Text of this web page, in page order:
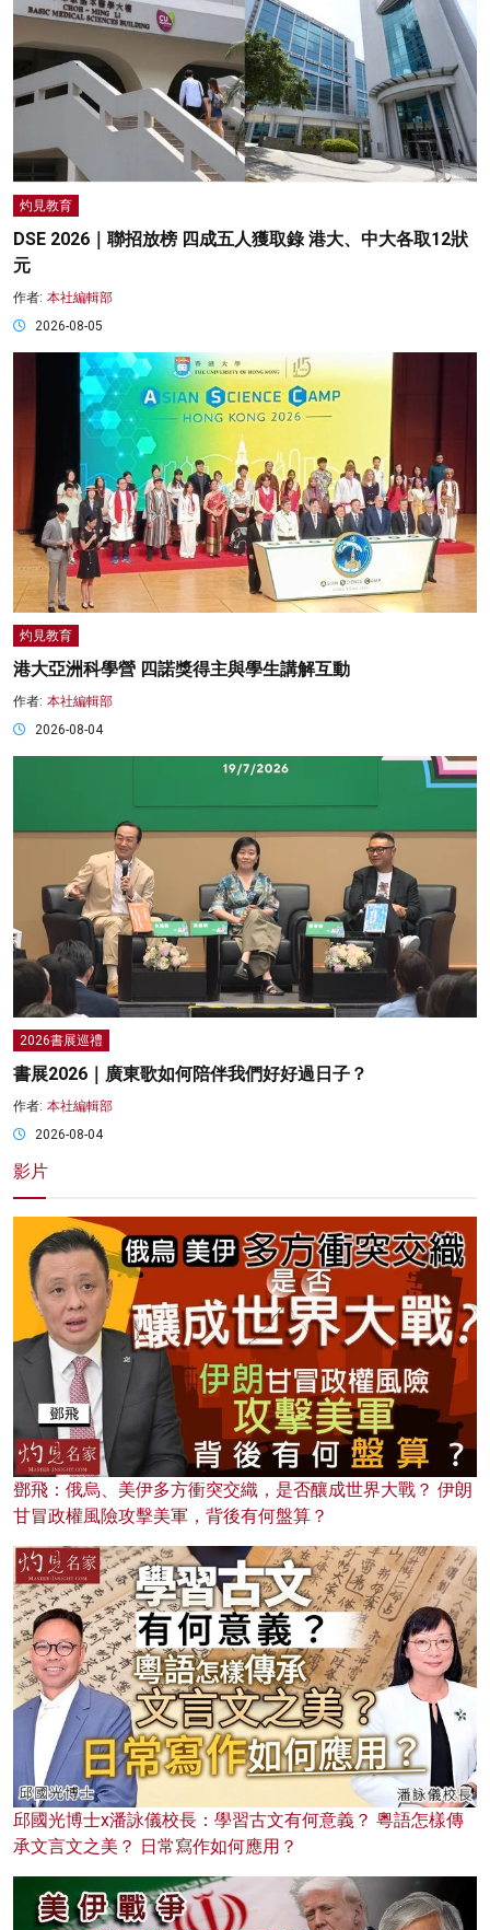
灼見教育
DSE 2026｜聯招放榜 四成五人獲取錄 港大、中大各取12狀
元
作者: 本社編輯部
2026-08-05
灼見教育
港大亞洲科學營 四諾獎得主與學生講解互動
作者: 本社編輯部
2026-08-04
2026書展巡禮
書展2026｜廣東歌如何陪伴我們好好過日子？
作者: 本社編輯部
2026-08-04
影片
鄧飛：俄烏、美伊多方衝突交織，是否釀成世界大戰？ 伊朗
甘冒政權風險攻擊美軍，背後有何盤算？
邱國光博士x潘詠儀校長：學習古文有何意義？ 粵語怎樣傳
承文言文之美？ 日常寫作如何應用？